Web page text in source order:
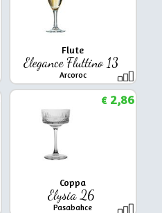
Flute
Elegance Fluttino 13
Arcoroc
Coppa
Elysia 26
Pasabahce
€2,86